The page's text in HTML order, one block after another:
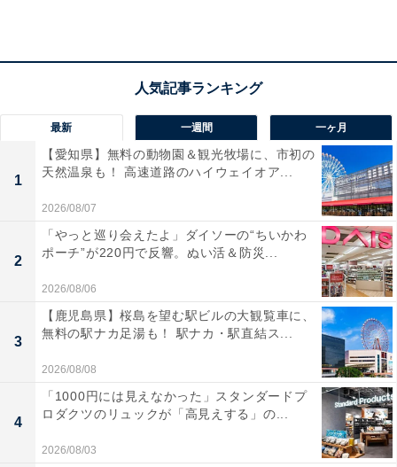
川の景色を部屋からもお風呂からも楽しみたい人や、山
形ならではの旬の味覚を味わいたい人におすすめの宿で
最新 一週間 一ヶ月
1
【愛知県】無料の動物園＆観光牧場に、市初の
天然温泉も！ 高速道路のハイウェイオア...
2026/08/07
2
「やっと巡り会えたよ」ダイソーの“ちいかわ
ポーチ”が220円で反響。ぬい活＆防災...
2026/08/06
3
【鹿児島県】桜島を望む駅ビルの大観覧車に、
無料の駅ナカ足湯も！ 駅ナカ・駅直結ス...
2026/08/08
4
「1000円には見えなかった」スタンダードプ
ロダクツのリュックが「高見えする」の...
2026/08/03